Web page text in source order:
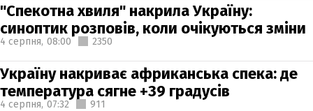
"Спекотна хвиля" накрила Україну:
синоптик розповів, коли очікуються зміни
4 серпня, 08:00 2350
Україну накриває африканська спека: де
температура сягне +39 градусів
4 серпня, 07:32 911